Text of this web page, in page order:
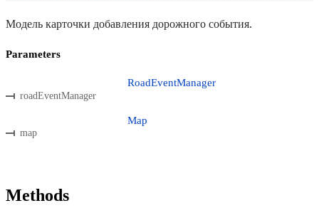
Модель карточки добавления дорожного события.
Parameters
roadEventManager
RoadEventManager
map
Map
Methods